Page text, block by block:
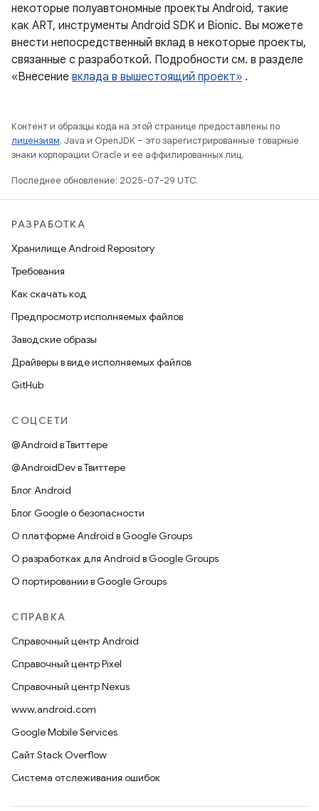
некоторые полуавтономные проекты Android, такие
как ART, инструменты Android SDK и Bionic. Вы можете
внести непосредственный вклад в некоторые проекты,
связанные с разработкой. Подробности см. в разделе
«Внесение вклада в вышестоящий проект» .
Контент и образцы кода на этой странице предоставлены по
лицензиям. Java и OpenJDK – это зарегистрированные товарные
знаки корпорации Oracle и ее аффилированных лиц.
Последнее обновление: 2025-07-29 UTC.
РАЗРАБОТКА
Хранилище Android Repository
Требования
Как скачать код
Предпросмотр исполняемых файлов
Заводские образы
Драйверы в виде исполняемых файлов
GitHub
СОЦСЕТИ
@Android в Твиттере
@AndroidDev в Твиттере
Блог Android
Блог Google о безопасности
О платформе Android в Google Groups
О разработках для Android в Google Groups
О портировании в Google Groups
СПРАВКА
Справочный центр Android
Справочный центр Pixel
Справочный центр Nexus
www.android.com
Google Mobile Services
Сайт Stack Overflow
Система отслеживания ошибок